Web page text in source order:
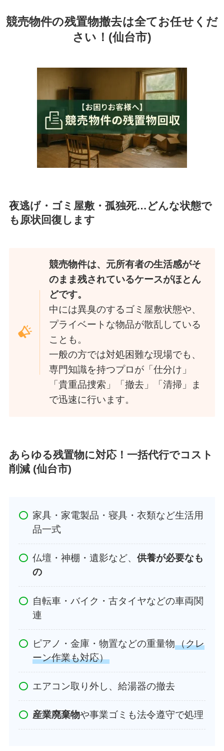
競売物件の残置物撤去は全てお任せくだ
さい！(仙台市)
夜逃げ・ゴミ屋敷・孤独死…どんな状態で
も原状回復します
競売物件は、元所有者の生活感がそ
のまま残されているケースがほとん
どです。
中には異臭のするゴミ屋敷状態や、
プライベートな物品が散乱している
ことも。
一般の方では対処困難な現場でも、
専門知識を持つプロが「仕分け」
「貴重品捜索」「撤去」「清掃」ま
で迅速に行います。
あらゆる残置物に対応！一括代行でコスト
削減 (仙台市)
家具・家電製品・寝具・衣類など生活用
品一式
仏壇・神棚・遺影など、 供養が必要なも
の
自転車・バイク・古タイヤなどの車両関
連
ピアノ・金庫・物置などの重量物（クレ
ーン作業も対応）
エアコン取り外し、給湯器の撤去
産業廃棄物や事業ゴミも法令遵守で処理